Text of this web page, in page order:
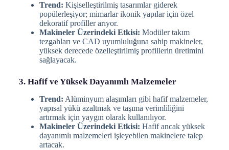
Trend: Kişiselleştirilmiş tasarımlar giderek
popülerleşiyor; mimarlar ikonik yapılar için özel
dekoratif profiller arıyor.
Makineler Üzerindeki Etkisi: Modüler takım
tezgahları ve CAD uyumluluğuna sahip makineler,
yüksek derecede özelleştirilmiş profillerin üretimini
sağlayacak.
3. Hafif ve Yüksek Dayanımlı Malzemeler
Trend: Alüminyum alaşımları gibi hafif malzemeler,
yapısal yükü azaltmak ve taşıma verimliliğini
artırmak için yaygın olarak kullanılıyor.
Makineler Üzerindeki Etkisi: Hafif ancak yüksek
dayanımlı malzemeleri işleyebilen makinelere talep
artacak.